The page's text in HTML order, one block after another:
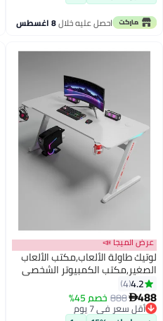
محطات العمل الإلكترونية من
الألياف الكربونية في المساحات
المحدودة.احصل عليه خلال8 اغسطس
عرض الميجا 📣
لوتيك طاولة الألعاب,مكتب الألعاب
الصغير,مكتب الكمبيوتر الشخصي
الايرغونومي,طاولة الكمبيوتر مع
سطح ألياف الكربون,مكتب
الأطفال,كتابة مكتب الدراسة أو
4.2
4
488
888 خصم 45%
أقل سعر في 7 يوم